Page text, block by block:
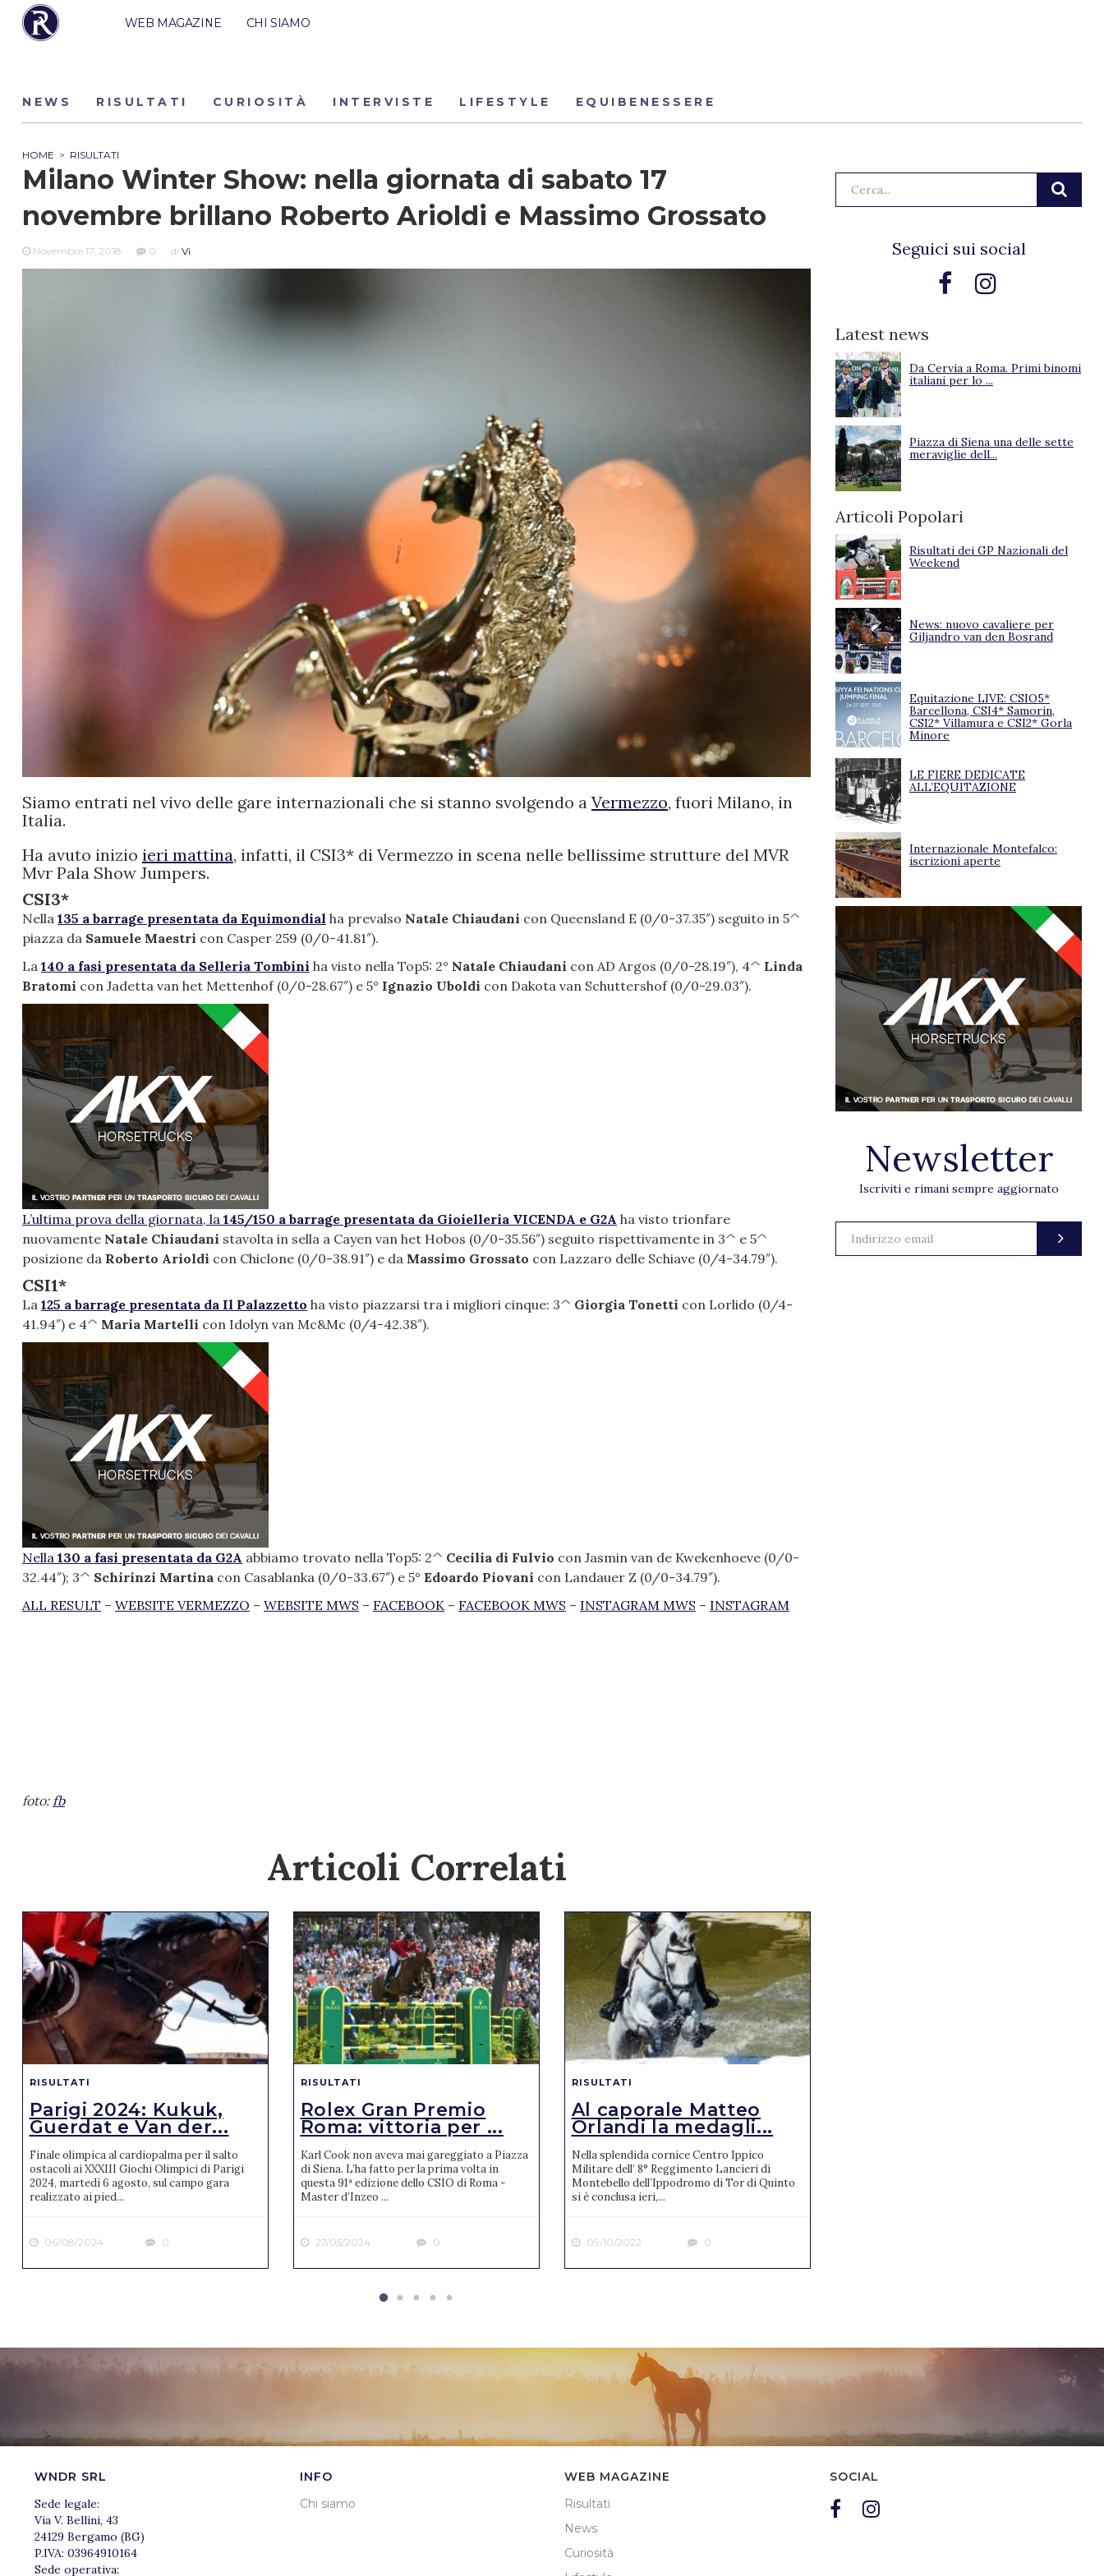
WEB MAGAZINE CHI SIAMO
NEWS RISULTATI CURIOSITÀ INTERVISTE LIFESTYLE EQUIBENESSERE
HOME > RISULTATI
Milano Winter Show: nella giornata di sabato 17
novembre brillano Roberto Arioldi e Massimo Grossato
Novembre 17, 2018 0 di Vi
Siamo entrati nel vivo delle gare internazionali che si stanno svolgendo a Vermezzo, fuori Milano, in
Italia.
Ha avuto inizio ieri mattina, infatti, il CSI3* di Vermezzo in scena nelle bellissime strutture del MVR
Mvr Pala Show Jumpers.
CSI3*
Nella 135 a barrage presentata da Equimondial ha prevalso Natale Chiaudani con Queensland E (0/0-37.35″) seguito in 5^
piazza da Samuele Maestri con Casper 259 (0/0-41.81″).
La 140 a fasi presentata da Selleria Tombini ha visto nella Top5: 2° Natale Chiaudani con AD Argos (0/0-28.19″), 4^ Linda
Bratomi con Jadetta van het Mettenhof (0/0-28.67″) e 5° Ignazio Uboldi con Dakota van Schuttershof (0/0-29.03″).
L’ultima prova della giornata, la 145/150 a barrage presentata da Gioielleria VICENDA e G2A ha visto trionfare
nuovamente Natale Chiaudani stavolta in sella a Cayen van het Hobos (0/0-35.56″) seguito rispettivamente in 3^ e 5^
posizione da Roberto Arioldi con Chiclone (0/0-38.91″) e da Massimo Grossato con Lazzaro delle Schiave (0/4-34.79″).
CSI1*
La 125 a barrage presentata da Il Palazzetto ha visto piazzarsi tra i migliori cinque: 3^ Giorgia Tonetti con Lorlido (0/4-
41.94″) e 4^ Maria Martelli con Idolyn van Mc&Mc (0/4-42.38″).
Nella 130 a fasi presentata da G2A abbiamo trovato nella Top5: 2^ Cecilia di Fulvio con Jasmin van de Kwekenhoeve (0/0-
32.44″); 3^ Schirinzi Martina con Casablanka (0/0-33.67″) e 5° Edoardo Piovani con Landauer Z (0/0-34.79″).
ALL RESULT – WEBSITE VERMEZZO – WEBSITE MWS – FACEBOOK – FACEBOOK MWS – INSTAGRAM MWS – INSTAGRAM
foto: fb
Articoli Correlati
RISULTATI
Parigi 2024: Kukuk,
Guerdat e Van der...
Finale olimpica al cardiopalma per il salto
ostacoli ai XXXIII Giochi Olimpici di Parigi
2024, martedì 6 agosto, sul campo gara
realizzato ai pied...
06/08/2024 0
RISULTATI
Rolex Gran Premio
Roma: vittoria per ...
Karl Cook non aveva mai gareggiato a Piazza
di Siena. L’ha fatto per la prima volta in
questa 91ª edizione dello CSIO di Roma -
Master d’Inzeo ...
27/05/2024 0
RISULTATI
Al caporale Matteo
Orlandi la medagli...
Nella splendida cornice Centro Ippico
Militare dell’ 8° Reggimento Lancieri di
Montebello dell’Ippodromo di Tor di Quinto
si è conclusa ieri,...
09/10/2022 0
Seguici sui social
Latest news
Da Cervia a Roma. Primi binomi
italiani per lo ...
Piazza di Siena una delle sette
meraviglie dell...
Articoli Popolari
Risultati dei GP Nazionali del
Weekend
News: nuovo cavaliere per
Giljandro van den Bosrand
Equitazione LIVE: CSIO5*
Barcellona, CSI4* Samorin,
CSI2* Villamura e CSI2* Gorla
Minore
LE FIERE DEDICATE
ALL’EQUITAZIONE
Internazionale Montefalco:
iscrizioni aperte
Newsletter
Iscriviti e rimani sempre aggiornato
WNDR SRL
Sede legale:
Via V. Bellini, 43
24129 Bergamo (BG)
P.IVA: 03964910164
Sede operativa:
INFO
Chi siamo
WEB MAGAZINE
Risultati
News
Curiosità
SOCIAL